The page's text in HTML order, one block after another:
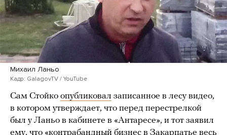
Михаил Ланьо
Кадр: GalagovTV / YouTube
Сам Стойко опубликовал записанное в лесу видео,
в котором утверждает, что перед перестрелкой
был у Ланьо в кабинете в «Антаресе», и тот заявил
ему, что «контрабандный бизнес в Закарпатье весь